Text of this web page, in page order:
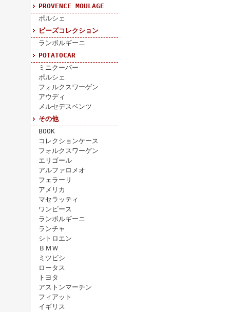
PROVENCE MOULAGE
ポルシェ
ビーズコレクション
ランボルギーニ
POTATOCAR
ミニクーパー
ポルシェ
フォルクスワーゲン
アウディ
メルセデスベンツ
その他
BOOK
コレクションケース
フォルクスワーゲン
エリゴール
アルファロメオ
フェラーリ
アメリカ
マセラッティ
ワンピース
ランボルギーニ
ランチャ
シトロエン
ＢＭＷ
ミツビシ
ロータス
トヨタ
アストンマーチン
フィアット
イギリス